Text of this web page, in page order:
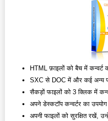
HTML फ़ाइलों को बैच में कन्वर्ट
SXC से DOC में और कई अन्य
सैकड़ों फाइलों को 3 क्लिक में
अपने डेस्कटॉप कन्वर्टर का
अपनी फाइलों को सुरक्षित रखें,